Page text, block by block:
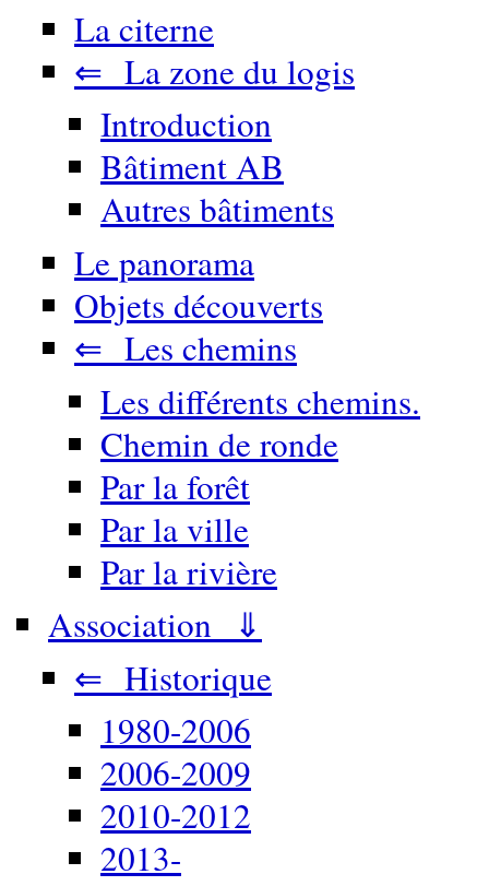
La citerne
⇐ La zone du logis
Introduction
Bâtiment AB
Autres bâtiments
Le panorama
Objets découverts
⇐ Les chemins
Les différents chemins.
Chemin de ronde
Par la forêt
Par la ville
Par la rivière
Association ⇓
⇐ Historique
1980-2006
2006-2009
2010-2012
2013-